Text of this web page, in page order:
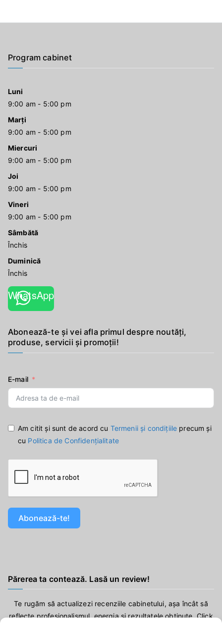
Program cabinet
Luni
9:00 am - 5:00 pm
Marți
9:00 am - 5:00 pm
Miercuri
9:00 am - 5:00 pm
Joi
9:00 am - 5:00 pm
Vineri
9:00 am - 5:00 pm
Sâmbătă
Închis
Duminică
Închis
WhatsApp
Abonează-te și vei afla primul despre noutăți,
produse, servicii și promoții!
E-mail
Am citit și sunt de acord cu Termenii și condițiile precum și
cu Politica de Confidențialitate
Abonează-te!
Părerea ta contează. Lasă un review!
Te rugăm să actualizezi recenziile cabinetului, așa încât să
reflecte profesionalismul, energia și rezultatele obținute. Click